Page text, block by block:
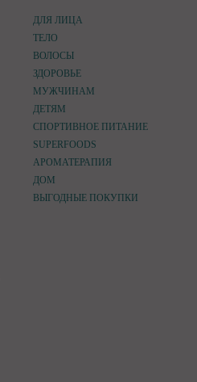
ДЛЯ ЛИЦА
ТЕЛО
ВОЛОСЫ
ЗДОРОВЬЕ
МУЖЧИНАМ
ДЕТЯМ
СПОРТИВНОЕ ПИТАНИЕ
SUPERFOODS
АРОМАТЕРАПИЯ
ДОМ
ВЫГОДНЫЕ ПОКУПКИ